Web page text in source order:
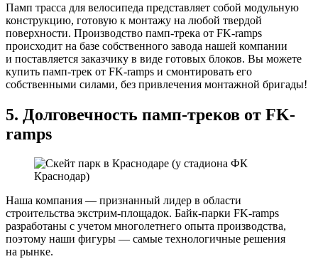
Памп трасса для велосипеда представляет собой модульную
конструкцию, готовую к монтажу на любой твердой
поверхности. Производство памп-трека от FK-ramps
происходит на базе собственного завода нашей компании
и поставляется заказчику в виде готовых блоков. Вы можете
купить памп-трек от FK-ramps и смонтировать его
собственными силами, без привлечения монтажной бригады!
5. Долговечность памп-треков от FK-
ramps
Наша компания — признанный лидер в области
строительства экстрим-площадок. Байк-парки FK-ramps
разработаны с учетом многолетнего опыта производства,
поэтому наши фигуры — самые технологичные решения
на рынке.